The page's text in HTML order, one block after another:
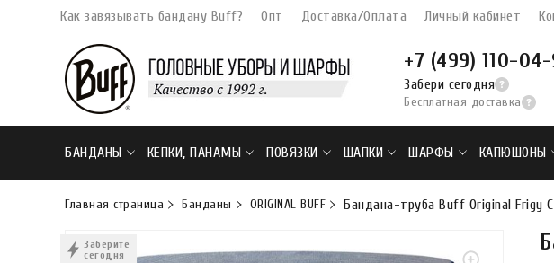
Как завязывать бандану Buff? Опт Доставка/Оплата Личный кабинет
+7 (499) 110-
Забери сегодня
Бесплатная доставка
БАНДАНЫ КЕПКИ, ПАНАМЫ ПОВЯЗКИ ШАПКИ ШАРФЫ КАПЮШОНЫ
Главная страница Банданы ORIGINAL BUFF Бандана-труба Buff Original Frigy
Заберите
сегодня